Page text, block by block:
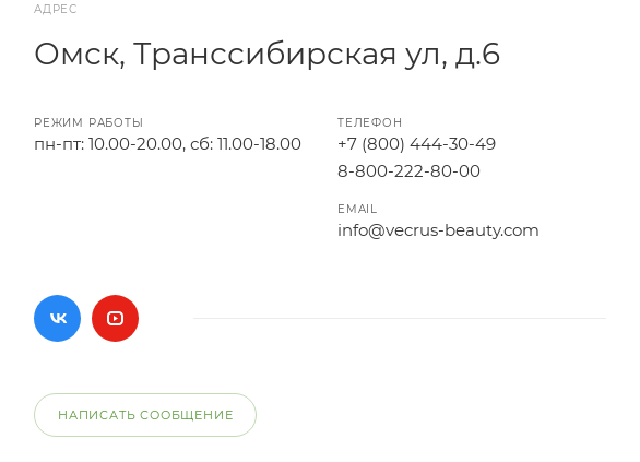
АДРЕС
Омск, Транссибирская ул, д.6
РЕЖИМ РАБОТЫ
пн-пт: 10.00-20.00, сб: 11.00-18.00
ТЕЛЕФОН
+7 (800) 444-30-49
8-800-222-80-00
EMAIL
info@vecrus-beauty.com
НАПИСАТЬ СООБЩЕНИЕ